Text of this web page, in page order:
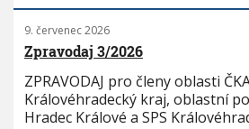
9. červenec 2026
Zpravodaj 3/2026
ZPRAVODAJ pro členy oblasti
Královéhradecký kraj, oblastní
Hradec Králové a SPS